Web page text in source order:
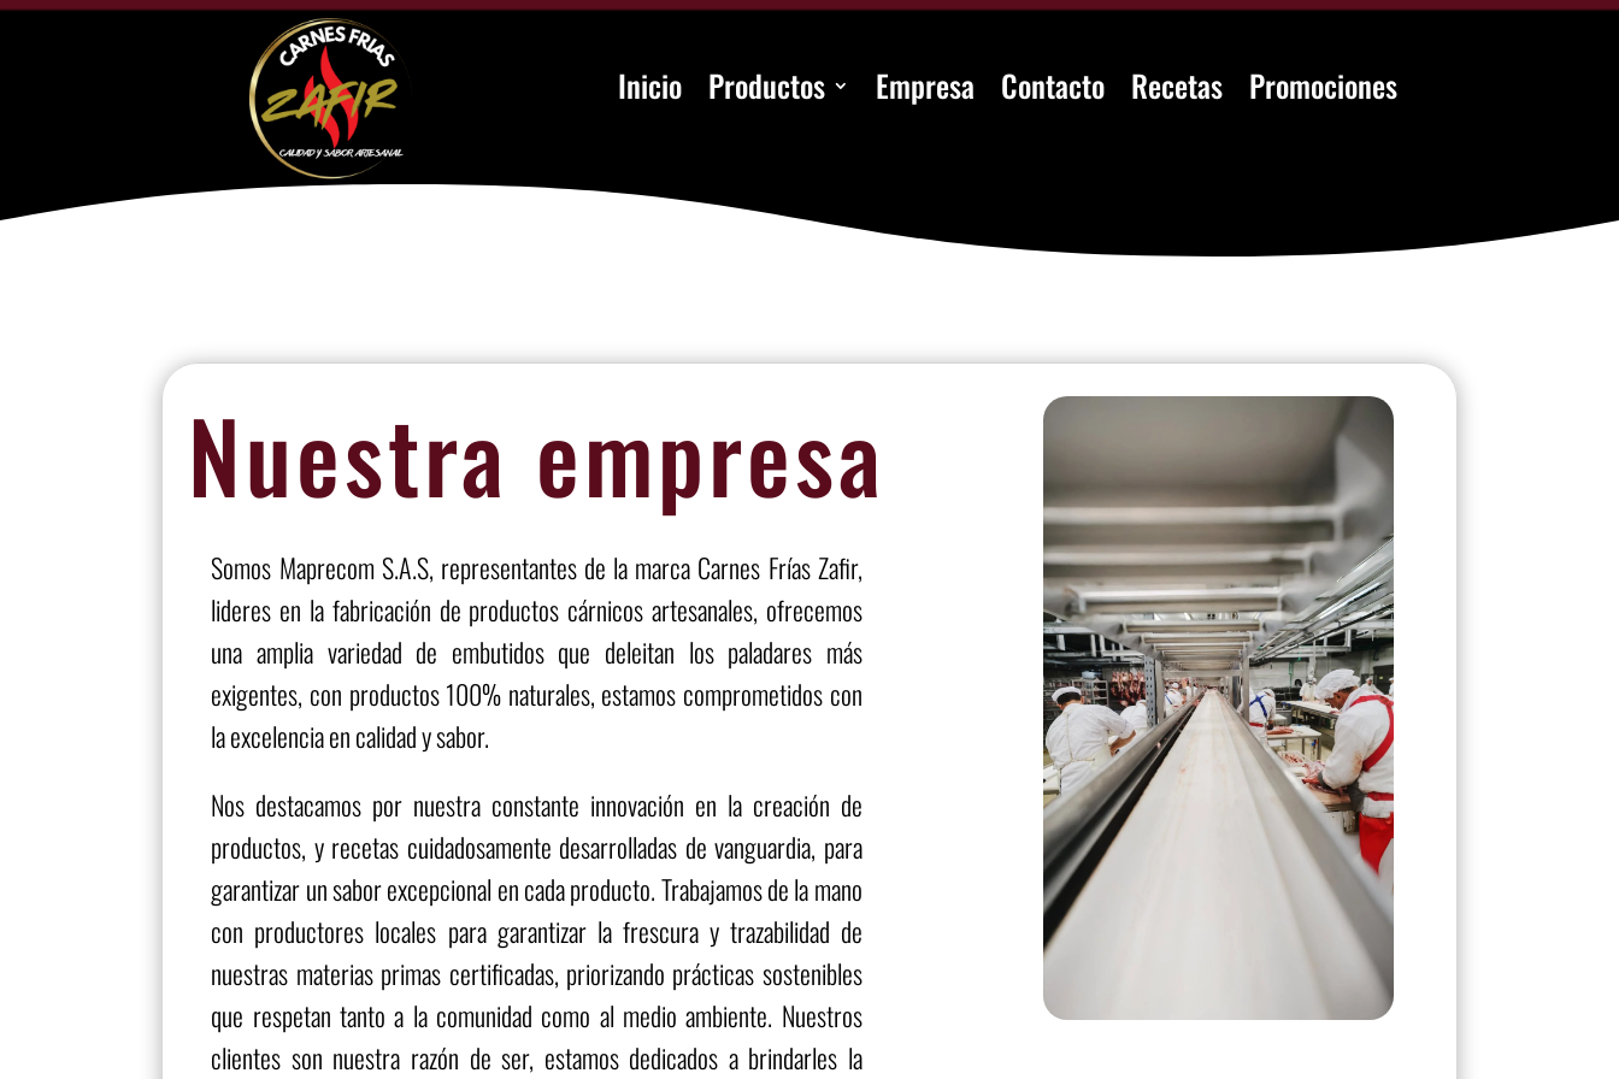
Inicio Productos Empresa Contacto Recetas Promociones
Nuestra empresa
Somos Maprecom S.A.S, representantes de la marca Carnes Frías Zafir,
lideres en la fabricación de productos cárnicos artesanales, ofrecemos
una amplia variedad de embutidos que deleitan los paladares más
exigentes, con productos 100% naturales, estamos comprometidos con
la excelencia en calidad y sabor.
Nos destacamos por nuestra constante innovación en la creación de
productos, y recetas cuidadosamente desarrolladas de vanguardia, para
garantizar un sabor excepcional en cada producto. Trabajamos de la mano
con productores locales para garantizar la frescura y trazabilidad de
nuestras materias primas certificadas, priorizando prácticas sostenibles
que respetan tanto a la comunidad como al medio ambiente. Nuestros
clientes son nuestra razón de ser, estamos dedicados a brindarles la